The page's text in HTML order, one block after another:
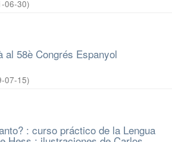
06-30)
al 58è Congrés Espanyol
07-15)
: curso práctico de la Lengua